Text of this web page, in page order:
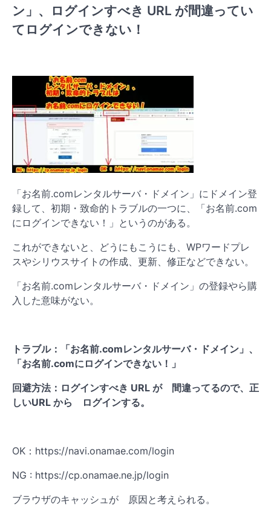
ン」、ログインすべき URL が間違ってい
てログインできない！
「お名前.comレンタルサーバ・ドメイン」にドメイン登
録して、初期・致命的トラブルの一つに、「お名前.com
にログインできない！」というのがある。
これができないと、どうにもこうにも、WPワードプレ
スやシリウスサイトの作成、更新、修正などできない。
「お名前.comレンタルサーバ・ドメイン」の登録やら購
入した意味がない。
トラブル：「お名前.comレンタルサーバ・ドメイン」、
「お名前.comにログインできない！」
回避方法：ログインすべき URL が 間違ってるので、正
しいURL から ログインする。
OK：https://navi.onamae.com/login
NG : https://cp.onamae.ne.jp/login
ブラウザのキャッシュが 原因と考えられる。